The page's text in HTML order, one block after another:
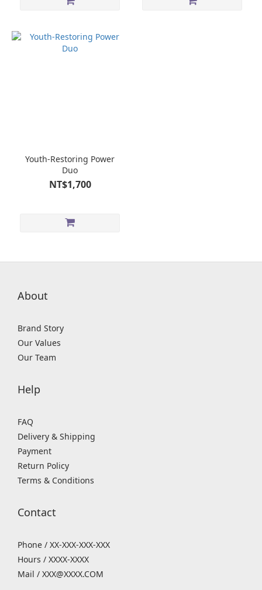
Youth-Restoring Power
Duo
NT$1,700
About
Brand Story
Our Values
Our Team
Help
FAQ
Delivery & Shipping
Payment
Return Policy
Terms & Conditions
Contact
Phone / XX-XXX-XXX-XXX
Hours / XXXX-XXXX
Mail / XXX@XXXX.COM